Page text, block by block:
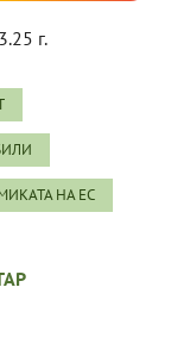
г.
НА ЕС